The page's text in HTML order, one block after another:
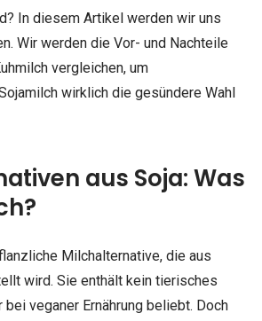
In diesem Artikel werden wir uns
Wir werden die Vor- und Nachteile
vergleichen, um
wirklich die gesündere Wahl
aus Soja: Was
Milchalternative, die aus
wird. Sie enthält kein tierisches
veganer Ernährung beliebt. Doch